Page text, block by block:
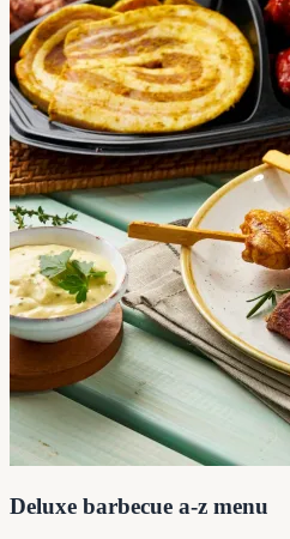
Deluxe barbecue a-z menu